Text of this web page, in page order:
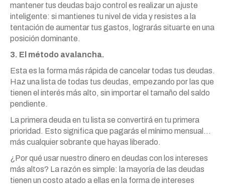
mantener tus deudas bajo control es realizar un ajuste
inteligente: si mantienes tu nivel de vida y resistes a la
tentación de aumentar tus gastos, lograrás situarte en una
posición dominante.
3. El método avalancha.
Esta es la forma más rápida de cancelar todas tus deudas.
Haz una lista de todas tus deudas, empezando por las que
tienen el interés más alto, sin importar el tamaño del saldo
pendiente.
La primera deuda en tu lista se convertirá en tu primera
prioridad. Esto significa que pagarás el mínimo mensual…
más cualquier sobrante que hayas liberado.
¿Por qué usar nuestro dinero en deudas con los intereses
más altos? La razón es simple: la mayoría de las deudas
tienen un costo atado a ellas en la forma de intereses